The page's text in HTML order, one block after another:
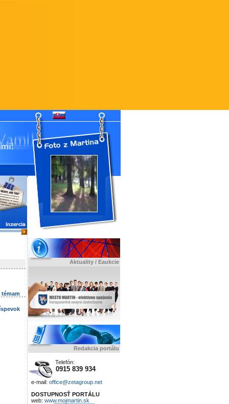
Aktuality / Eaukcie
Redakcia portálu
Telefón:
0915 839 934
e-mail: office@zetagroup.net
DOSTUPNOSŤ PORTÁLU
web: www.mojmartin.sk
témam